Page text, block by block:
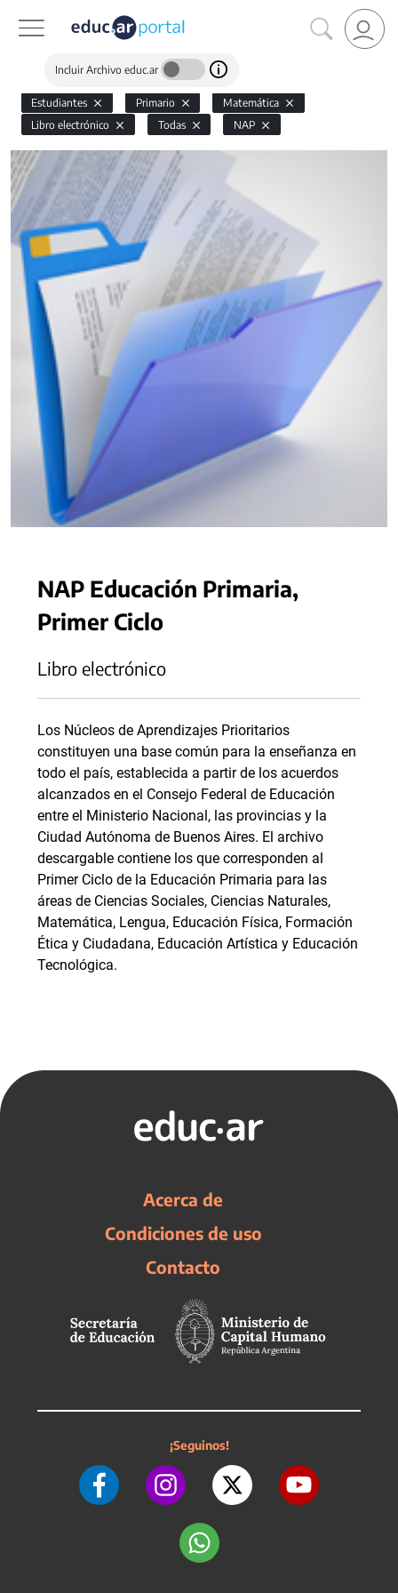
Incluir Archivo educ.ar
Estudiantes Primario
Matemática
Libro electrónico
Todas NAP
NAP Educación Primaria,
Primer Ciclo
Libro electrónico
Los Núcleos de Aprendizajes Prioritarios
constituyen una base común para la enseñanza en
todo el país, establecida a partir de los acuerdos
alcanzados en el Consejo Federal de Educación
entre el Ministerio Nacional, las provincias y la
Ciudad Autónoma de Buenos Aires. El archivo
descargable contiene los que corresponden al
Primer Ciclo de la Educación Primaria para las
áreas de Ciencias Sociales, Ciencias Naturales,
Matemática, Lengua, Educación Física, Formación
Ética y Ciudadana, Educación Artística y Educación
Tecnológica.
Acerca de
Condiciones de uso
Contacto
¡Seguinos!